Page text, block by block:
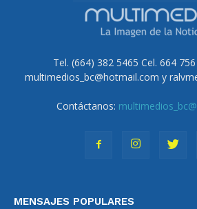
Tel. (664) 382 5465 Cel. 664
multimedios_bc@hotmail.com y
Contáctanos:
MENSAJES POPULARES